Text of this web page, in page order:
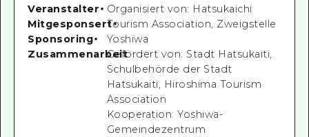
Veranstalter・
Mitgesponsert・
Sponsoring・
Zusammenarbeit
Organisiert von: Hatsukaichi
Tourism Association, Zweigstelle
Yoshiwa
Gefördert von: Stadt Hatsukaiti,
Schulbehörde der Stadt
Hatsukaiti, Hiroshima Tourism
Association
Kooperation: Yoshiwa-
Gemeindezentrum